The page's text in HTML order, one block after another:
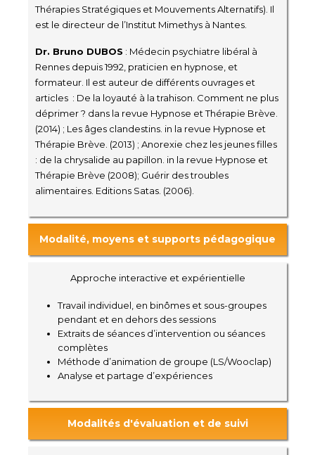
Thérapies Stratégiques et Mouvements Alternatifs). Il
est le directeur de l’Institut Mimethys à Nantes.
Dr. Bruno DUBOS : Médecin psychiatre libéral à
Rennes depuis 1992, praticien en hypnose, et
formateur. Il est auteur de différents ouvrages et
articles : De la loyauté à la trahison. Comment ne plus
déprimer ? dans la revue Hypnose et Thérapie Brève.
(2014) ; Les âges clandestins. in la revue Hypnose et
Thérapie Brève. (2013) ; Anorexie chez les jeunes filles
: de la chrysalide au papillon. in la revue Hypnose et
Thérapie Brève (2008); Guérir des troubles
alimentaires. Editions Satas. (2006).
Modalité, moyens et supports pédagogique
Approche interactive et expérientielle
Travail individuel, en binômes et sous-groupes
pendant et en dehors des sessions
Extraits de séances d’intervention ou séances
complètes
Méthode d’animation de groupe (LS/Wooclap)
Analyse et partage d’expériences
Modalités d'évaluation et de suivi